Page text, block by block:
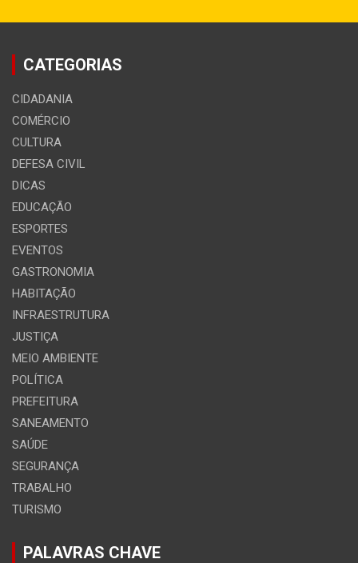
CATEGORIAS
CIDADANIA
COMÉRCIO
CULTURA
DEFESA CIVIL
DICAS
EDUCAÇÃO
ESPORTES
EVENTOS
GASTRONOMIA
HABITAÇÃO
INFRAESTRUTURA
JUSTIÇA
MEIO AMBIENTE
POLÍTICA
PREFEITURA
SANEAMENTO
SAÚDE
SEGURANÇA
TRABALHO
TURISMO
PALAVRAS CHAVE